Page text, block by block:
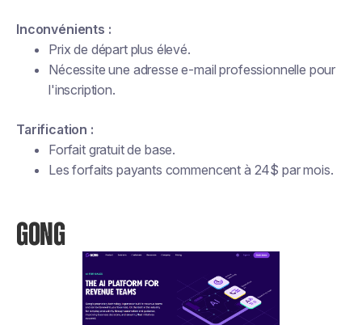
Inconvénients :
Prix de départ plus élevé.
Nécessite une adresse e-mail professionnelle pour
l'inscription.
Tarification :
Forfait gratuit de base.
Les forfaits payants commencent à 24$ par mois.
GONG